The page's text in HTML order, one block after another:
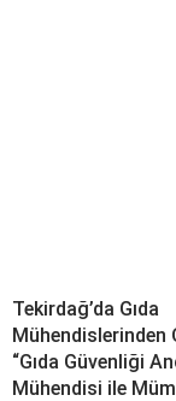
Tekirdağ’da Gıda
Mühendislerinden
“Gıda Güvenliği
Mühendisi ile